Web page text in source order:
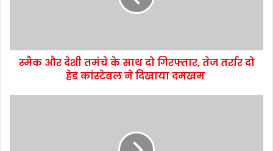
स्मैक और देशी तमंचे के साथ दो गिरफ्तार, तेज तर्रार दो
हेड कांस्टेबल ने दिखाया दमखम